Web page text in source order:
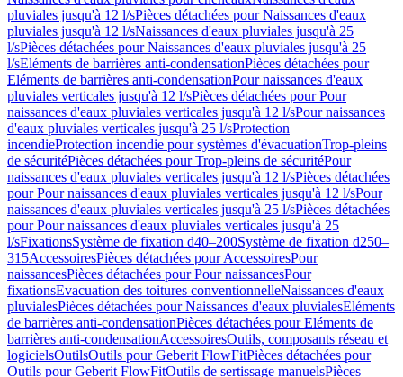
pluviales jusqu'à 12 l/sPièces détachées pour Naissances d'eaux
pluviales jusqu'à 12 l/sNaissances d'eaux pluviales jusqu'à 25
l/sPièces détachées pour Naissances d'eaux pluviales jusqu'à 25
l/sEléments de barrières anti-condensationPièces détachées pour
Eléments de barrières anti-condensationPour naissances d'eaux
pluviales verticales jusqu'à 12 l/sPièces détachées pour Pour
naissances d'eaux pluviales verticales jusqu'à 12 l/sPour naissances
d'eaux pluviales verticales jusqu'à 25 l/sProtection
incendieProtection incendie pour systèmes d'évacuationTrop-pleins
de sécuritéPièces détachées pour Trop-pleins de sécuritéPour
naissances d'eaux pluviales verticales jusqu'à 12 l/sPièces détachées
pour Pour naissances d'eaux pluviales verticales jusqu'à 12 l/sPour
naissances d'eaux pluviales verticales jusqu'à 25 l/sPièces détachées
pour Pour naissances d'eaux pluviales verticales jusqu'à 25
l/sFixationsSystème de fixation d40–200Système de fixation d250–
315AccessoiresPièces détachées pour AccessoiresPour
naissancesPièces détachées pour Pour naissancesPour
fixationsEvacuation des toitures conventionnelleNaissances d'eaux
pluvialesPièces détachées pour Naissances d'eaux pluvialesEléments
de barrières anti-condensationPièces détachées pour Eléments de
barrières anti-condensationAccessoiresOutils, composants réseau et
logicielsOutilsOutils pour Geberit FlowFitPièces détachées pour
Outils pour Geberit FlowFitOutils de sertissage manuelsPièces